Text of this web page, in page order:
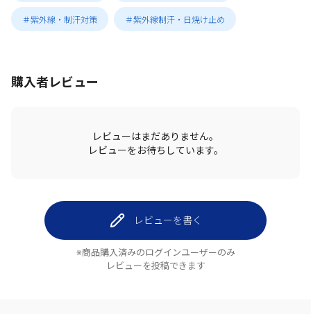
＃紫外線・制汗対策 ＃紫外線制汗・日焼け止め
購入者レビュー
レビューはまだありません。
レビューをお待ちしています。
レビューを書く
※商品購入済みのログインユーザーのみ
レビューを投稿できます